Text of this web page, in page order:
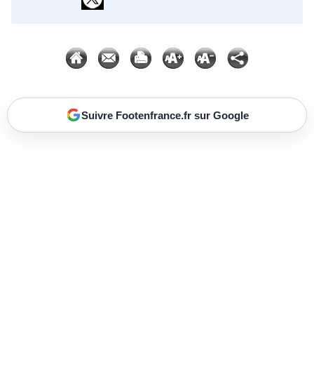
Suivre Footenfrance.fr sur Google